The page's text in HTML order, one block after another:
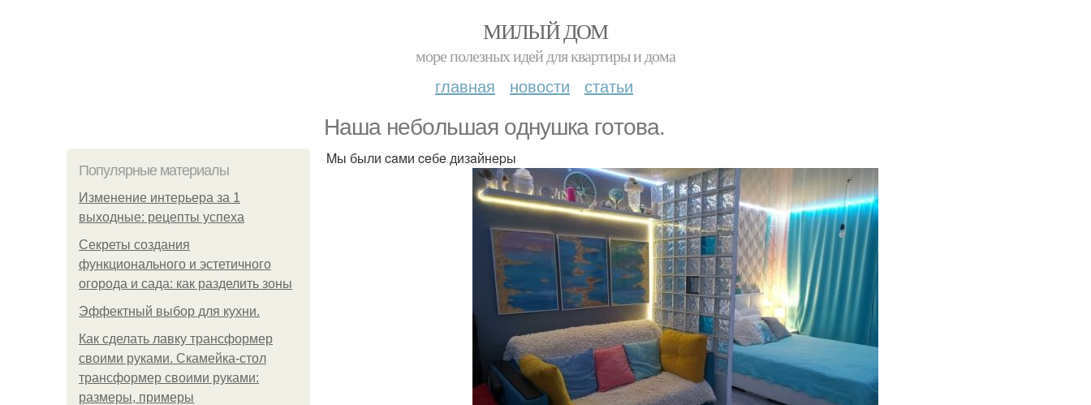
МИЛЫЙ ДОМ
море полезных идей для квартиры и дома
главная новости статьи
Haшa нeбoльшaя oднyшкa гoтoвa.
Популярные материалы
Изменение интерьера за 1
выходные: рецепты успеха
Секреты создания
функционального и эстетичного
огорода и сада: как разделить зоны
Эффектный выбор для кухни.
Как сделать лавку трансформер
своими руками. Скамейка-стол
трансформер своими руками:
размеры, примеры
Mы были caми ceбe дизaйнepы